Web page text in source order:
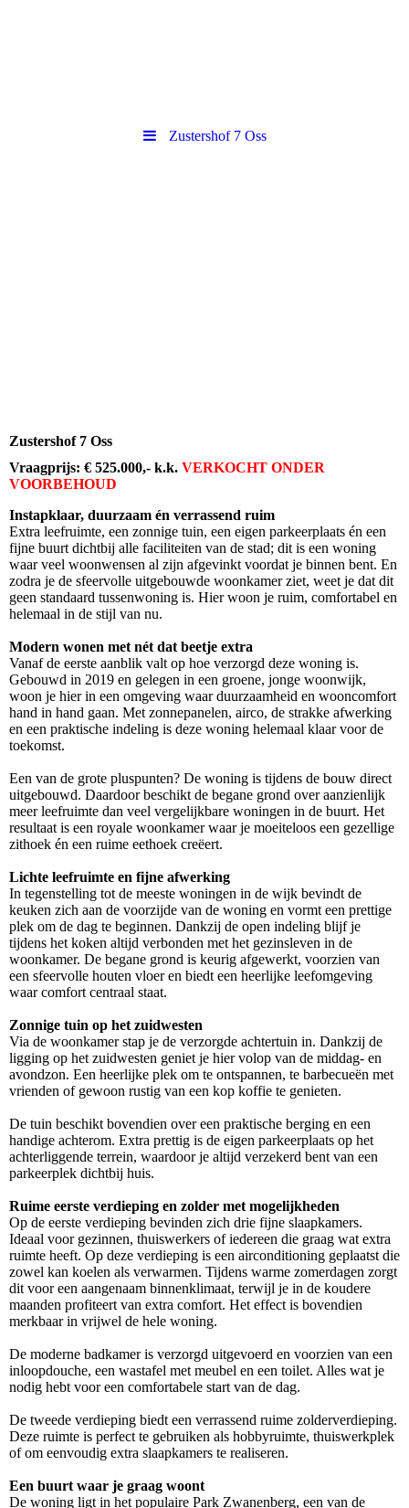
Zustershof 7 Oss
Zustershof 7 Oss
Vraagprijs: € 525.000,- k.k. VERKOCHT ONDER
VOORBEHOUD
Instapklaar, duurzaam én verrassend ruim
Extra leefruimte, een zonnige tuin, een eigen parkeerplaats én een
fijne buurt dichtbij alle faciliteiten van de stad; dit is een woning
waar veel woonwensen al zijn afgevinkt voordat je binnen bent. En
zodra je de sfeervolle uitgebouwde woonkamer ziet, weet je dat dit
geen standaard tussenwoning is. Hier woon je ruim, comfortabel en
helemaal in de stijl van nu.
Modern wonen met nét dat beetje extra
Vanaf de eerste aanblik valt op hoe verzorgd deze woning is.
Gebouwd in 2019 en gelegen in een groene, jonge woonwijk,
woon je hier in een omgeving waar duurzaamheid en wooncomfort
hand in hand gaan. Met zonnepanelen, airco, de strakke afwerking
en een praktische indeling is deze woning helemaal klaar voor de
toekomst.
Een van de grote pluspunten? De woning is tijdens de bouw direct
uitgebouwd. Daardoor beschikt de begane grond over aanzienlijk
meer leefruimte dan veel vergelijkbare woningen in de buurt. Het
resultaat is een royale woonkamer waar je moeiteloos een gezellige
zithoek én een ruime eethoek creëert.
Lichte leefruimte en fijne afwerking
In tegenstelling tot de meeste woningen in de wijk bevindt de
keuken zich aan de voorzijde van de woning en vormt een prettige
plek om de dag te beginnen. Dankzij de open indeling blijf je
tijdens het koken altijd verbonden met het gezinsleven in de
woonkamer. De begane grond is keurig afgewerkt, voorzien van
een sfeervolle houten vloer en biedt een heerlijke leefomgeving
waar comfort centraal staat.
Zonnige tuin op het zuidwesten
Via de woonkamer stap je de verzorgde achtertuin in. Dankzij de
ligging op het zuidwesten geniet je hier volop van de middag- en
avondzon. Een heerlijke plek om te ontspannen, te barbecueën met
vrienden of gewoon rustig van een kop koffie te genieten.
De tuin beschikt bovendien over een praktische berging en een
handige achterom. Extra prettig is de eigen parkeerplaats op het
achterliggende terrein, waardoor je altijd verzekerd bent van een
parkeerplek dichtbij huis.
Ruime eerste verdieping en zolder met mogelijkheden
Op de eerste verdieping bevinden zich drie fijne slaapkamers.
Ideaal voor gezinnen, thuiswerkers of iedereen die graag wat extra
ruimte heeft. Op deze verdieping is een airconditioning geplaatst die
zowel kan koelen als verwarmen. Tijdens warme zomerdagen zorgt
dit voor een aangenaam binnenklimaat, terwijl je in de koudere
maanden profiteert van extra comfort. Het effect is bovendien
merkbaar in vrijwel de hele woning.
De moderne badkamer is verzorgd uitgevoerd en voorzien van een
inloopdouche, een wastafel met meubel en een toilet. Alles wat je
nodig hebt voor een comfortabele start van de dag.
De tweede verdieping biedt een verrassend ruime zolderverdieping.
Deze ruimte is perfect te gebruiken als hobbyruimte, thuiswerkplek
of om eenvoudig extra slaapkamers te realiseren.
Een buurt waar je graag woont
De woning ligt in het populaire Park Zwanenberg, een van de